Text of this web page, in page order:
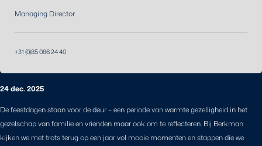
Managing Director
+31 (0)85 086 24 40
24 dec. 2025
De feestdagen staan voor de deur – een periode van warmte gezelligheid in het
gezelschap van familie en vrienden maar ook om te reflecteren. Bij Berkman
kijken we met trots terug op een jaar vol mooie momenten en stappen die we